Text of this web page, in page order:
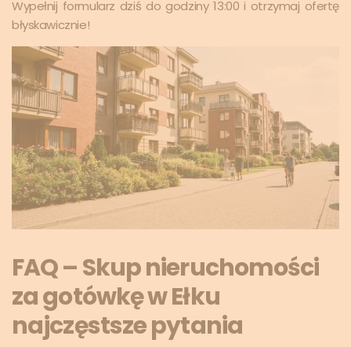
Wypełnij formularz dziś do godziny 13:00 i otrzymaj ofertę
błyskawicznie!
FAQ – Skup nieruchomości
za gotówkę w Ełku
najczęstsze pytania